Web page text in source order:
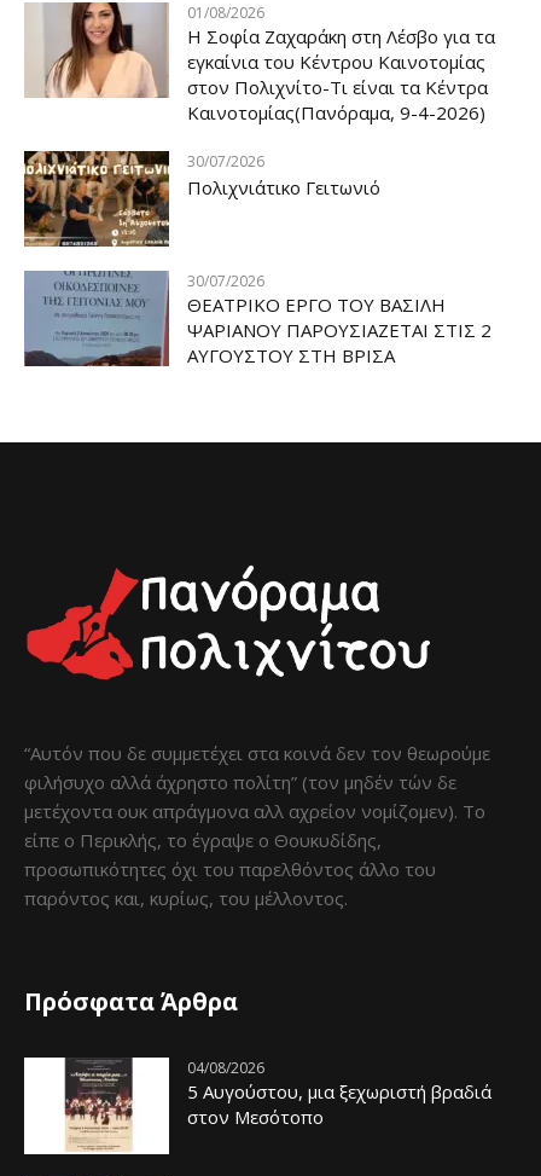
01/08/2026
Η Σοφία Ζαχαράκη στη Λέσβο για τα
εγκαίνια του Κέντρου Καινοτομίας
στον Πολιχνίτο-Τι είναι τα Κέντρα
Καινοτομίας(Πανόραμα, 9-4-2026)
30/07/2026
Πολιχνιάτικο Γειτωνιό
30/07/2026
ΘΕΑΤΡΙΚΟ ΕΡΓΟ ΤΟΥ ΒΑΣΙΛΗ
ΨΑΡΙΑΝΟΥ ΠΑΡΟΥΣΙΑΖΕΤΑΙ ΣΤΙΣ 2
ΑΥΓΟΥΣΤΟΥ ΣΤΗ ΒΡΙΣΑ
“Αυτόν που δε συμμετέχει στα κοινά δεν τον θεωρούμε
φιλήσυχο αλλά άχρηστο πολίτη” (τον μηδέν τών δε
μετέχοντα ουκ απράγμονα αλλ αχρείον νομίζομεν). Το
είπε ο Περικλής, το έγραψε ο Θουκυδίδης,
προσωπικότητες όχι του παρελθόντος άλλο του
παρόντος και, κυρίως, του μέλλοντος.
Πρόσφατα Άρθρα
04/08/2026
5 Αυγούστου, μια ξεχωριστή βραδιά
στον Μεσότοπο